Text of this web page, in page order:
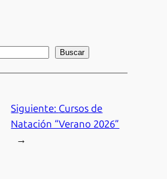
Buscar
Siguiente: Cursos de
Natación “Verano 2026”
→